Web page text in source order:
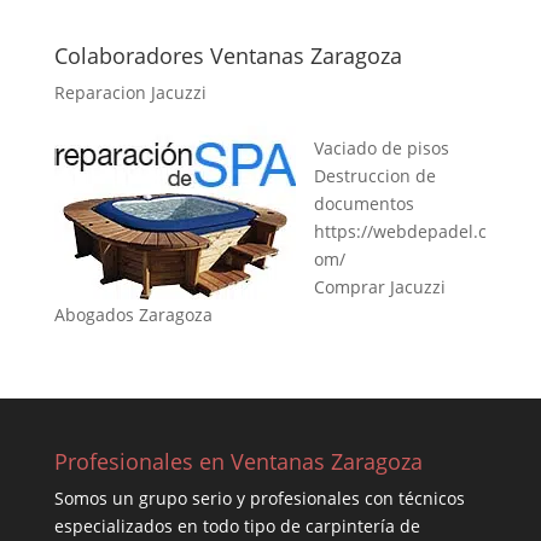
Colaboradores Ventanas Zaragoza
Reparacion Jacuzzi
Vaciado de pisos
Destruccion de
documentos
https://webdepadel.c
om/
Comprar Jacuzzi
Abogados Zaragoza
Profesionales en Ventanas Zaragoza
Somos un grupo serio y profesionales con técnicos
especializados en todo tipo de carpintería de